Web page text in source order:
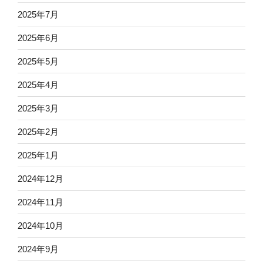
2025年7月
2025年6月
2025年5月
2025年4月
2025年3月
2025年2月
2025年1月
2024年12月
2024年11月
2024年10月
2024年9月